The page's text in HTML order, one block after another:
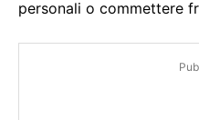
personali o commettere